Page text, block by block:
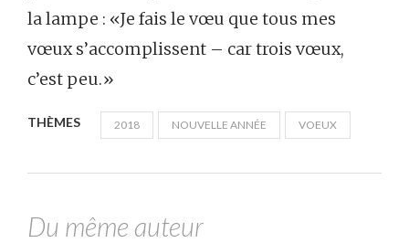
la lampe : «Je fais le vœu que tous mes
vœux s’accomplissent – car trois vœux,
c’est peu.»
THÈMES 2018 NOUVELLE ANNÉE VOEUX
Du même auteur